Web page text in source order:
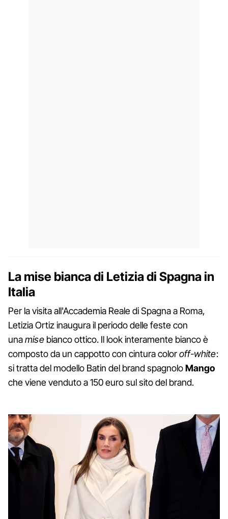
La mise bianca di Letizia di Spagna in
Italia
Per la visita all'Accademia Reale di Spagna a Roma,
Letizia Ortiz inaugura il periodo delle feste con
unamise bianco ottico. Il look interamente bianco è
composto da un cappotto con cintura coloroff-white:
si tratta del modello Batin del brand spagnoloMango
che viene venduto a 150 euro sul sito del brand.